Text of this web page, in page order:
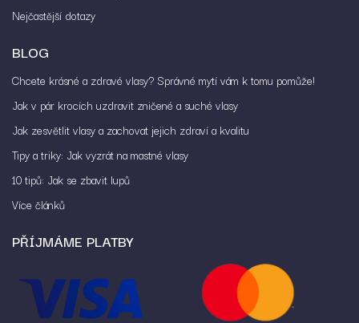
Nejčastější dotazy
BLOG
Chcete krásné a zdravé vlasy? Správné mytí vám k tomu pomůže!
Jak v pár krocích uzdravit zničené a suché vlasy
Jak zesvětlit vlasy a zachovat jejich zdraví a kvalitu
Tipy a triky: Jak vyzrát na mastné vlasy
10 tipů: Jak se zbavit lupů
Více článků
PŘÍJMÁME PLATBY